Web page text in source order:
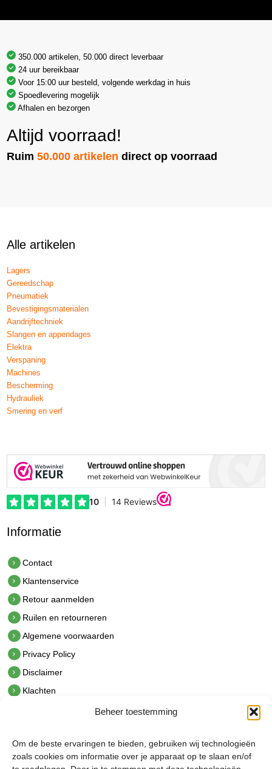
Beheer toestemming
Om de beste ervaringen te bieden, gebruiken wij technologieën
zoals cookies om informatie over je apparaat op te slaan en/of
350.000 artikelen, 50.000 direct leverbaar
24 uur bereikbaar
Voor 15:00 uur besteld, volgende werkdag in huis
Spoedlevering mogelijk
Afhalen en bezorgen
Altijd voorraad!
Ruim50.000 artikelen direct op voorraad
Alle artikelen
Lagers
Gereedschap
Pneumatiek
Bevestigingsmaterialen
Aandrijftechniek
Slangen en appendages
Elektra
Verspaning
Machines
Bescherming
Hydrauliek
Smering en verf
Informatie
Contact
Klantenservice
Retour aanmelden
Ruilen en retourneren
Algemene voorwaarden
Privacy Policy
Disclaimer
Klachten
hetindustriehuis B.V.
De Hoek 1 1601 MR Enkhuizen
t.0228 53 00 40